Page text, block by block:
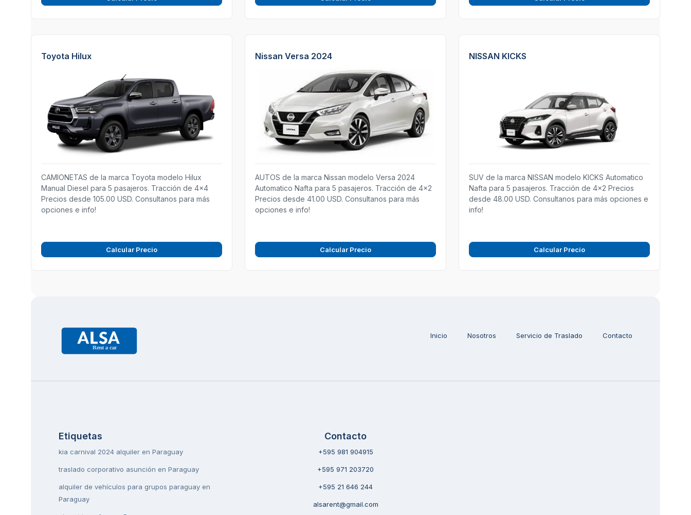
Toyota Hilux
CAMIONETAS de la marca Toyota modelo Hilux
Manual Diesel para 5 pasajeros. Tracción de 4x4
Precios desde 105.00 USD. Consultanos para más
opciones e info!
Calcular Precio
Nissan Versa 2024
AUTOS de la marca Nissan modelo Versa 2024
Automatico Nafta para 5 pasajeros. Tracción de 4x2
Precios desde 41.00 USD. Consultanos para más
opciones e info!
Calcular Precio
NISSAN KICKS
SUV de la marca NISSAN modelo KICKS Automatico
Nafta para 5 pasajeros. Tracción de 4x2 Precios
desde 48.00 USD. Consultanos para más opciones e
info!
Calcular Precio
Inicio Nosotros Servicio de Traslado Contacto
Etiquetas
kia carnival 2024 alquiler en Paraguay
traslado corporativo asunción en Paraguay
alquiler de vehículos para grupos paraguay en
Paraguay
Contacto
+595 981 904915
+595 971 203720
+595 21 646 244
alsarent@gmail.com